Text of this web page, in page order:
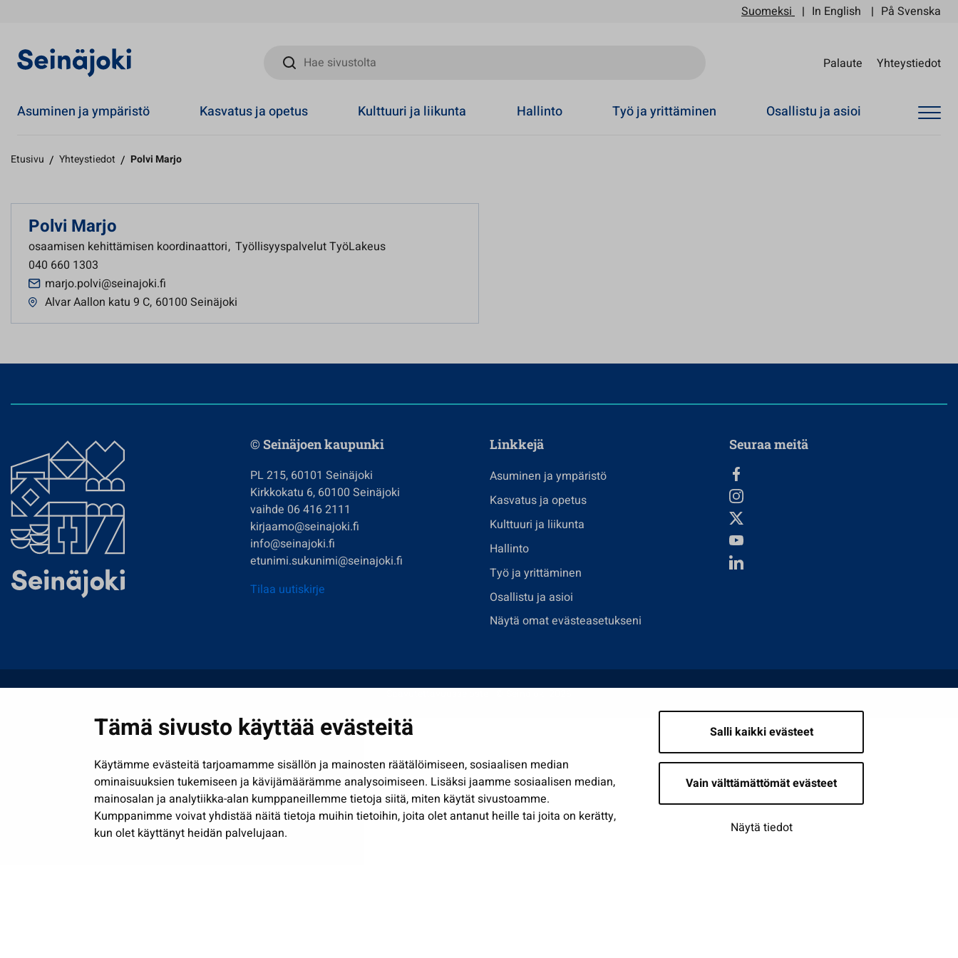
Tämä sivusto käyttää evästeitä
Käytämme evästeitä tarjoamamme sisällön ja mainosten räätälöimiseen, sosiaalisen median
ominaisuuksien tukemiseen ja kävijämäärämme analysoimiseen. Lisäksi jaamme sosiaalisen median,
mainosalan ja analytiikka-alan kumppaneillemme tietoja siitä, miten käytät sivustoamme.
Kumppanimme voivat yhdistää näitä tietoja muihin tietoihin, joita olet antanut heille tai joita on kerätty,
kun olet käyttänyt heidän palvelujaan.
Salli kaikki evästeet
Vain välttämättömät evästeet
Näytä tiedot
Suomeksi In English På Svenska
Hae sivustolta
Palaute Yhteystiedot
Asuminen ja ympäristö Kasvatus ja opetus Kulttuuri ja liikunta Hallinto Työ ja yrittäminen Osallistu ja asioi
Etusivu / Yhteystiedot / Polvi Marjo
Polvi Marjo
osaamisen kehittämisen koordinaattori, Työllisyyspalvelut TyöLakeus
040 660 1303
marjo.polvi@seinajoki.fi
Alvar Aallon katu 9 C, 60100 Seinäjoki
© Seinäjoen kaupunki
PL 215, 60101 Seinäjoki
Kirkkokatu 6, 60100 Seinäjoki
vaihde 06 416 2111
kirjaamo@seinajoki.fi
info@seinajoki.fi
etunimi.sukunimi@seinajoki.fi
Tilaa uutiskirje
Linkkejä
Asuminen ja ympäristö
Kasvatus ja opetus
Kulttuuri ja liikunta
Hallinto
Työ ja yrittäminen
Osallistu ja asioi
Näytä omat evästeasetukseni
Seuraa meitä